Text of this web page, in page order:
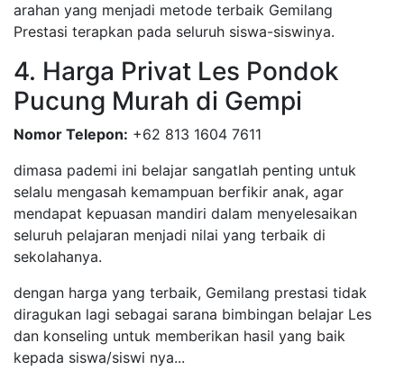
arahan yang menjadi metode terbaik Gemilang
Prestasi terapkan pada seluruh siswa-siswinya.
4. Harga Privat Les Pondok
Pucung Murah di Gempi
Nomor Telepon: +62 813 1604 7611
dimasa pademi ini belajar sangatlah penting untuk
selalu mengasah kemampuan berfikir anak, agar
mendapat kepuasan mandiri dalam menyelesaikan
seluruh pelajaran menjadi nilai yang terbaik di
sekolahanya.
dengan harga yang terbaik, Gemilang prestasi tidak
diragukan lagi sebagai sarana bimbingan belajar Les
dan konseling untuk memberikan hasil yang baik
kepada siswa/siswi nya...